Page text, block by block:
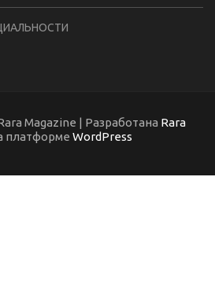
Magazine | Разработана Rara
платформе WordPress